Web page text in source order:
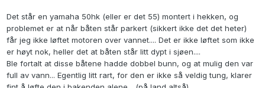
Det står en yamaha 50hk (eller er det 55) montert i hekken, og
problemet er at når båten står parkert (sikkert ikke det det heter)
får jeg ikke løftet motoren over vannet.... Det er ikke løftet som ikke
er høyt nok, heller det at båten står litt dypt i sjøen....
Ble fortalt at disse båtene hadde dobbel bunn, og at mulig den var
full av vann... Egentlig litt rart, for den er ikke så veldig tung, klarer